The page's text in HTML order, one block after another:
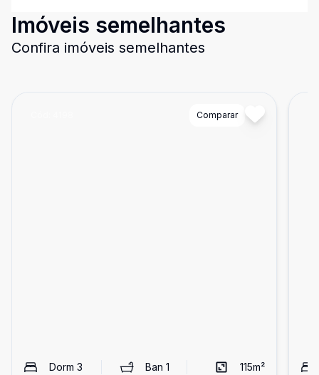
Imóveis semelhantes
Confira imóveis semelhantes
Comparar
Dorm 3 Ban 1 115m²